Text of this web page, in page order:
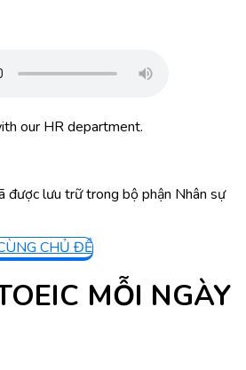
our HR department.
được lưu trữ trong bộ phận Nhân sự
CHỦ ĐỀ
MỖI NGÀY